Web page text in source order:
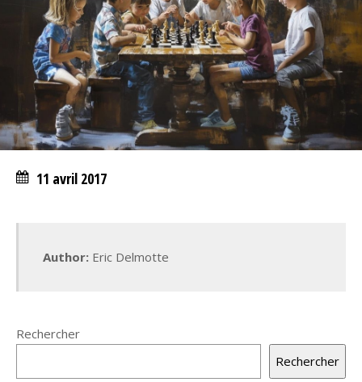
11 avril 2017
Author: Eric Delmotte
Rechercher
Rechercher